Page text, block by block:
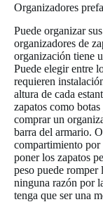
Organizadores
Puede organizar
organizadores de
organización tiene
Puede elegir entre
requieren
altura de cada
zapatos como botas
comprar un
barra del armario.
compartimiento
poner los zapatos
peso puede
ninguna razón por
tenga que ser una